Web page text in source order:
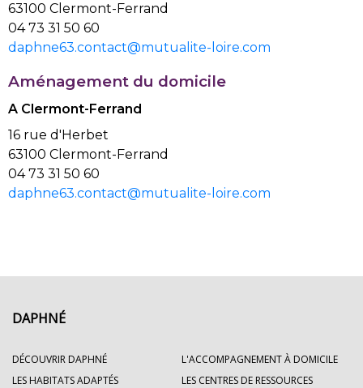
63100 Clermont-Ferrand
04 73 31 50 60
daphne63.contact@mutualite-loire.com
Aménagement du domicile
A Clermont-Ferrand
16 rue d'Herbet
63100 Clermont-Ferrand
04 73 31 50 60
daphne63.contact@mutualite-loire.com
DAPHNÉ
DÉCOUVRIR DAPHNÉ
L'ACCOMPAGNEMENT À DOMICILE
LES HABITATS ADAPTÉS
LES CENTRES DE RESSOURCES